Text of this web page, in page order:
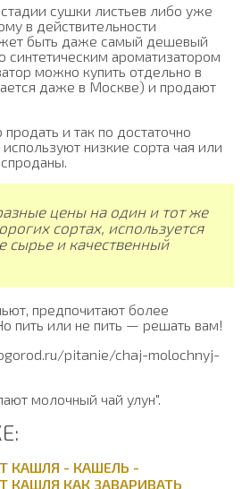
сушки листьев либо уже
в действительности
быть даже самый дешевый
синтетическим ароматизатором
можно купить отдельно в
даже в Москве) и продают
и так по достаточно
низкие сорта чая или
цены на один и тот же
сортах, используется
сырье и качественный
предпочитают более
пить или не пить — решать вам!
pitanie/chaj-molochnyj-
молочный чай улун".
КАШЛЯ - КАШЕЛЬ -
КАШЛЯ КАК ЗАВАРИВАТЬ